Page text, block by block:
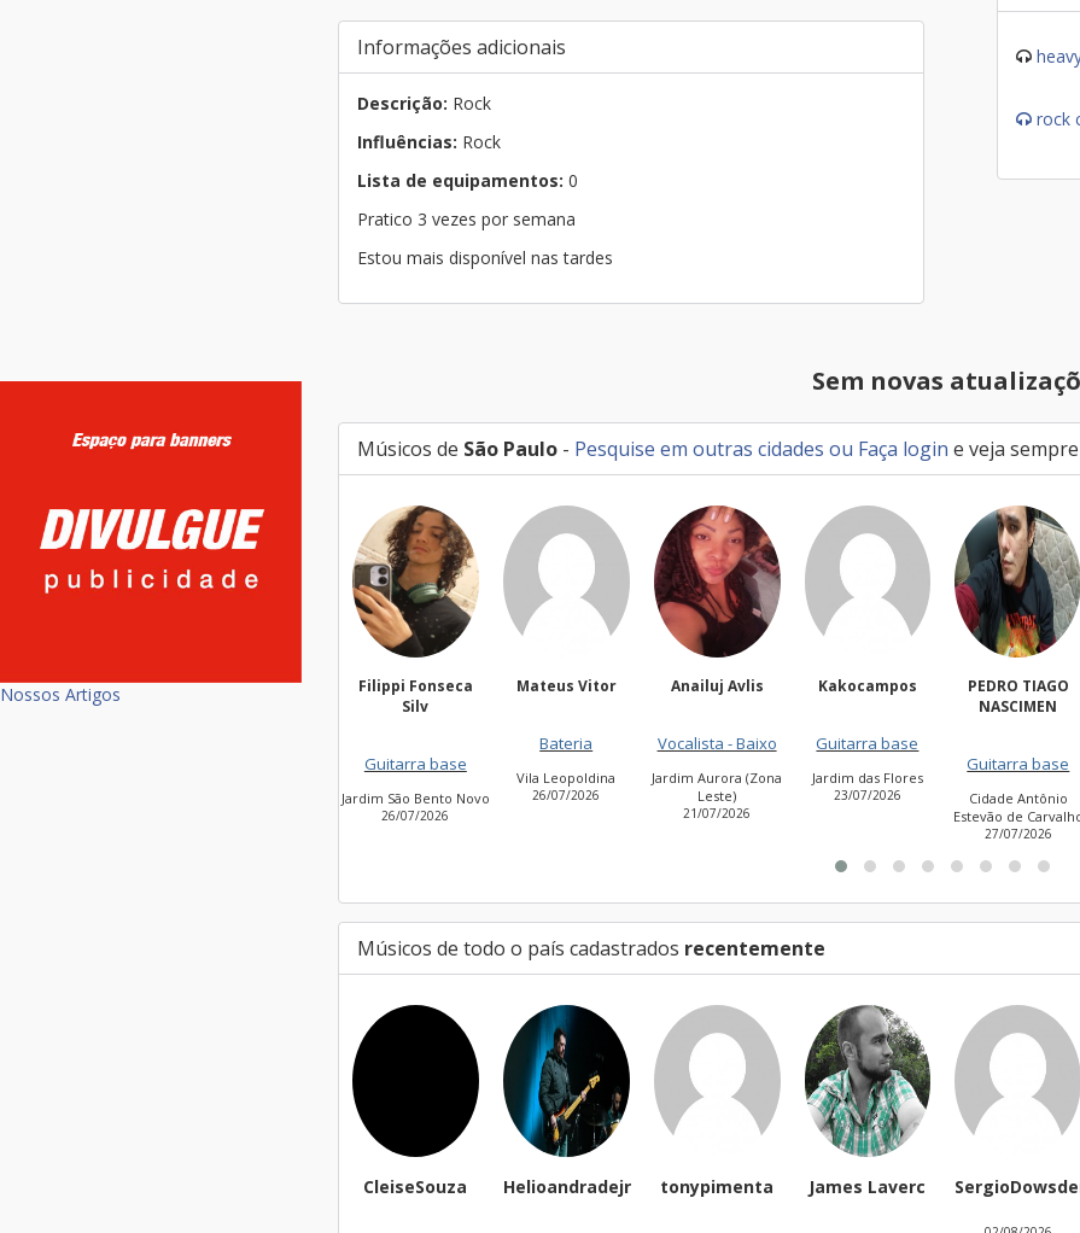
Nossos Artigos
Informações adicionais
Descrição: Rock
Influências: Rock
Lista de equipamentos: 0
Pratico 3 vezes por semana
Estou mais disponível nas tardes
rock
Sem novas
Músicos de São Paulo - Pesquise em outras cidades ou Faça login e veja
targa01
Filippi Fonseca
Silv
Guitarra base
Jardim São Bento Novo
26/07/2026
Mateus Vitor
Bateria
Vila Leopoldina
26/07/2026
Anailuj Avlis
Vocalista - Baixo
Jardim Aurora (Zona
Leste)
21/07/2026
Kakocampos
Guitarra base
Jardim das Flores
23/07/2026
PEDRO TIAGO
NASCIMEN
Guitarra base
Cidade Antônio
Estevão de
27/07/2026
Músicos de todo o país cadastrados recentemente
CleiseSouza Helioandradejr tonypimenta James Laverc